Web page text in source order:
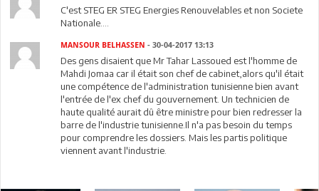
C'est STEG ER STEG Energies Renouvelables et non Societe
Nationale....
MANSOUR BELHASSEN - 30-04-2017 13:13
Des gens disaient que Mr Tahar Lassoued est l'homme de
Mahdi Jomaa car il était son chef de cabinet,alors qu'il était
une compétence de l'administration tunisienne bien avant
l'entrée de l'ex chef du gouvernement. Un technicien de
haute qualité aurait dû être ministre pour bien redresser la
barre de l'industrie tunisienne.Il n'a pas besoin du temps
pour comprendre les dossiers. Mais les partis politique
viennent avant l'industrie.